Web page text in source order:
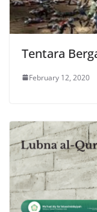
Tentara
February 12, 2020